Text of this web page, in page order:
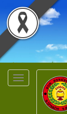
Toggle
navigation